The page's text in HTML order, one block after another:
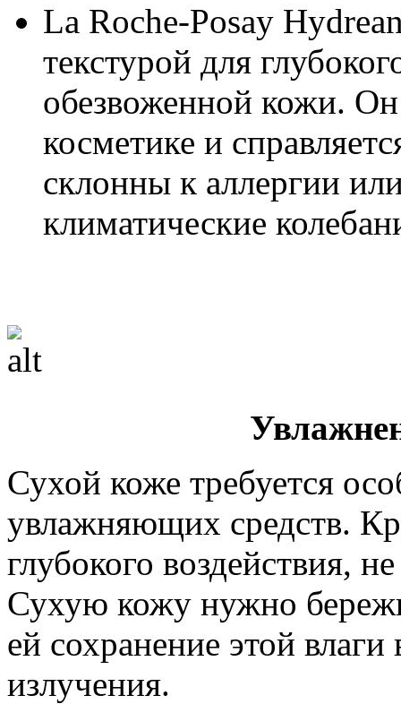
La Roche-Posay
текстурой для
обезвоженной кожи.
косметике и
склонны к аллергии
климатические
Сухой коже требуется
увлажняющих средств.
глубокого воздействия,
Сухую кожу нужно
ей сохранение этой
излучения.